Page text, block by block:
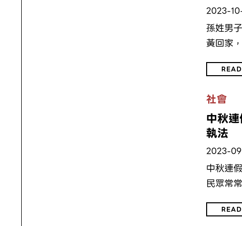
2023-
孫姓男
黃回家
社會
中秋
執法
2023-
中秋連
民眾常